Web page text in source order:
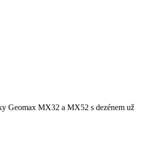
Geomax MX32 a MX52 s dezénem už